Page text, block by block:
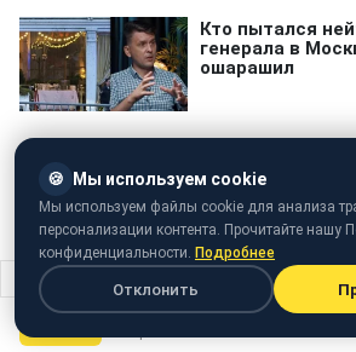
супрун Уляна Супрун реанимация
Главная Меган Маркл порушила
🍪 Мы используем cookie
Мы используем файлы cookie для анализа
персонализации контента. Прочитайте нашу
конфиденциальности. Подробнее
Отклонить